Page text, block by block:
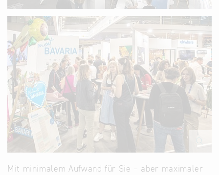
Mit minimalem Aufwand für Sie – aber maximaler